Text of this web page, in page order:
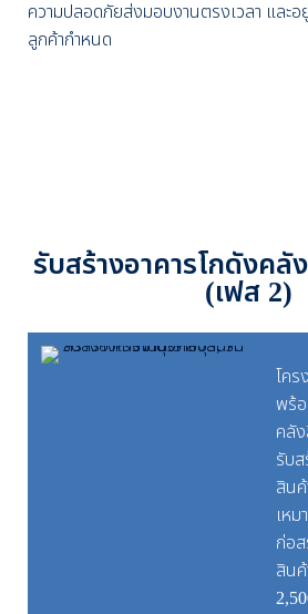
ความปลอดภัยส่งมอบงานตรงเวลา และ
ลูกค้ากำหนด
รับสร้างอาคารโกดังคลั
(เฟส 2)
โค
พร้
คลั
รับ
สิน
เห
ก่อ
สิน